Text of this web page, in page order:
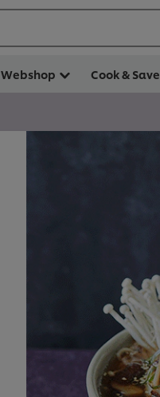
Webshop Cook & Save